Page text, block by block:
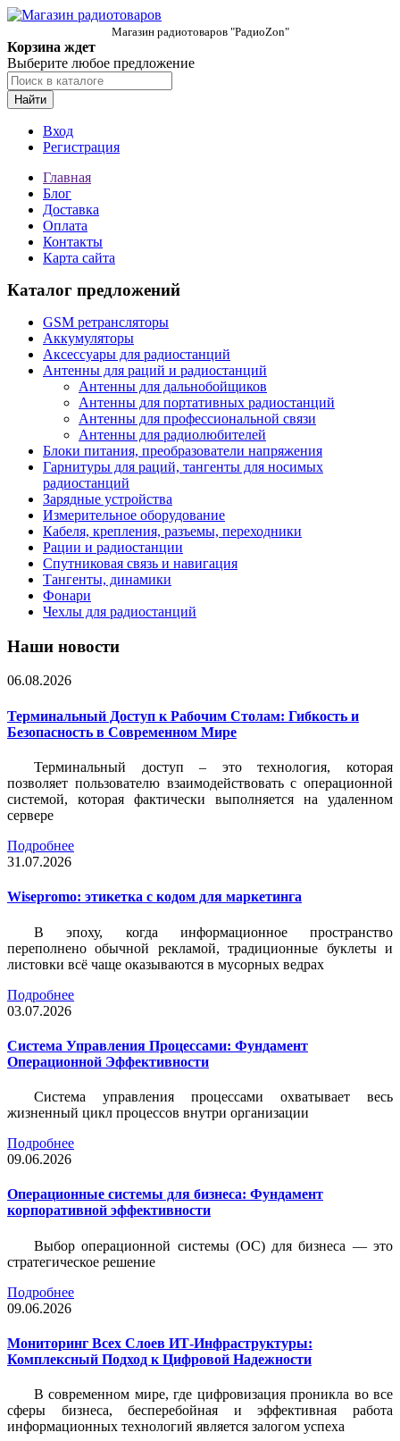
Магазин радиотоваров "РадиоZon"
Корзина ждет
Выберите любое предложение
Найти
Вход
Регистрация
Главная
Блог
Доставка
Оплата
Контакты
Карта сайта
Каталог предложений
GSM ретрансляторы
Аккумуляторы
Аксессуары для радиостанций
Антенны для раций и радиостанций
Антенны для дальнобойщиков
Антенны для портативных радиостанций
Антенны для профессиональной связи
Антенны для радиолюбителей
Блоки питания, преобразователи напряжения
Гарнитуры для раций, тангенты для носимых
радиостанций
Зарядные устройства
Измерительное оборудование
Кабеля, крепления, разъемы, переходники
Рации и радиостанции
Спутниковая связь и навигация
Тангенты, динамики
Фонари
Чехлы для радиостанций
Наши новости
06.08.2026
Терминальный Доступ к Рабочим Столам: Гибкость и
Безопасность в Современном Мире
Терминальный доступ – это технология, которая
позволяет пользователю взаимодействовать с операционной
системой, которая фактически выполняется на удаленном
сервере
Подробнее
31.07.2026
Wisepromo: этикетка c кодом для маркетинга
В эпоху, когда информационное пространство
переполнено обычной рекламой, традиционные буклеты и
листовки всё чаще оказываются в мусорных ведрах
Подробнее
03.07.2026
Система Управления Процессами: Фундамент
Операционной Эффективности
Система управления процессами охватывает весь
жизненный цикл процессов внутри организации
Подробнее
09.06.2026
Операционные системы для бизнеса: Фундамент
корпоративной эффективности
Выбор операционной системы (ОС) для бизнеса — это
стратегическое решение
Подробнее
09.06.2026
Мониторинг Всех Слоев ИТ-Инфраструктуры:
Комплексный Подход к Цифровой Надежности
В современном мире, где цифровизация проникла во все
сферы бизнеса, бесперебойная и эффективная работа
информационных технологий является залогом успеха